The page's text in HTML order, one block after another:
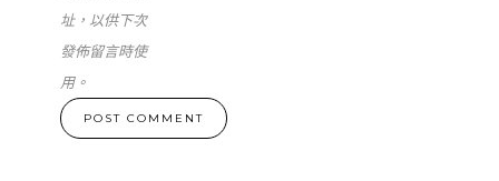
址，以供下次
發佈留言時使
用。